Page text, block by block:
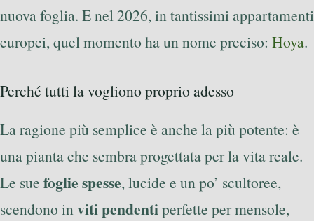
nuova foglia. E nel 2026, in tantissimi appartamenti
europei, quel momento ha un nome preciso: Hoya.
Perché tutti la vogliono proprio adesso
La ragione più semplice è anche la più potente: è
una pianta che sembra progettata per la vita reale.
Le sue foglie spesse, lucide e un po’ scultoree,
scendono inviti pendentiperfette per mensole,